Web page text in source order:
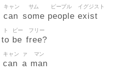
can
キャン
some
サム
people
ピープル
exist
イグジスト
to
ト
be
ビー
free?
フリー
can
キャン
a
ァ
man
マン